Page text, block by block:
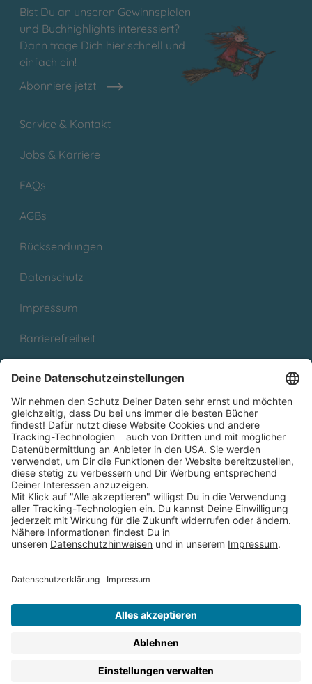
Bist Du an unseren Gewinnspielen
und Buchhighlights interessiert?
Dann trage Dich hier schnell und
einfach ein!
Abonniere jetzt
Service & Kontakt
Jobs & Karriere
FAQs
AGBs
Rücksendungen
Datenschutz
Impressum
Barrierefreiheit
Partnerprogramm (Affiliate)
Folge uns auf
* Versandkostenfrei ab 9,00 € Bestellwert innerhalb
Deutschlands
** Lieferzeit 1-3 Werktage innerhalb Deutschlands
Thienemann-Esslinger Verlag GmbH, Blumenstraße 36, D-70182